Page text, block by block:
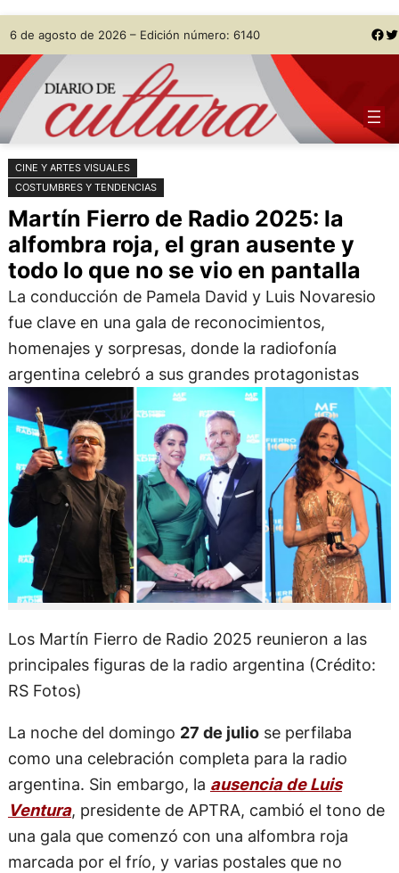
Saltar
al
contenido
Skip
to
content
6 de agosto de 2026 – Edición número: 6140 Facebook Twitter
CINE Y ARTES VISUALES
COSTUMBRES Y TENDENCIAS
Martín Fierro de Radio 2025: la
alfombra roja, el gran ausente y
todo lo que no se vio en pantalla
La conducción de Pamela David y Luis Novaresio
fue clave en una gala de reconocimientos,
homenajes y sorpresas, donde la radiofonía
argentina celebró a sus grandes protagonistas
Los Martín Fierro de Radio 2025 reunieron a las
principales figuras de la radio argentina (Crédito:
RS Fotos)
La noche del domingo 27 de juliose perfilaba
como una celebración completa para la radio
argentina. Sin embargo, la ausencia de Luis
Ventura, presidente de APTRA, cambió el tono de
una gala que comenzó con una alfombra roja
marcada por el frío, y varias postales que no